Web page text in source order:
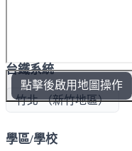
點擊後啟用地圖操作
台鐵系統
竹北 （新竹地區）
學區/學校